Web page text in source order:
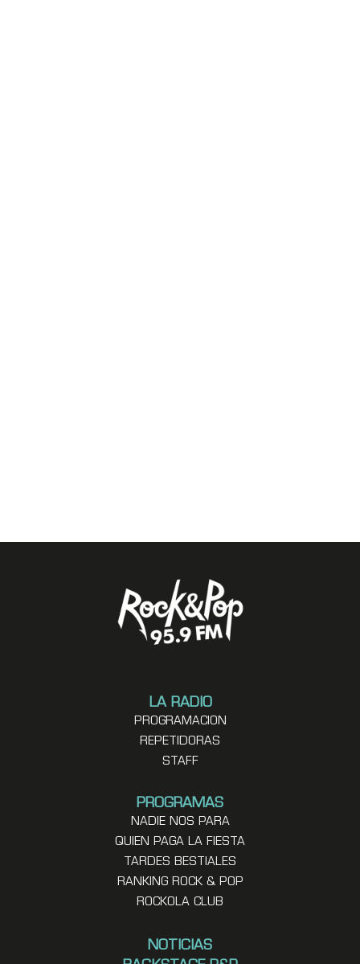
LA RADIO
PROGRAMACION
REPETIDORAS
STAFF
PROGRAMAS
NADIE NOS PARA
QUIEN PAGA LA FIESTA
TARDES BESTIALES
RANKING ROCK & POP
ROCKOLA CLUB
NOTICIAS